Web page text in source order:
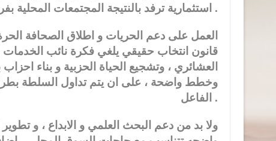
استثمارية ترفد بالنتيجة المجتمعات المحلية بفرص عمل تسهم في الحد من البطالة .
العمل على دعم الحريات و اطلاق الصحافة
قانون انتخاب حقيقي يلغي فكرة نائب
العشائري ، وتشجيع الحياة الحزبية و بناء
وخطط واضحة ، على ان يتم تداول السلطة بطرق
الفاعل .
ولا بد من دعم البحث العلمي و الابداع ، و